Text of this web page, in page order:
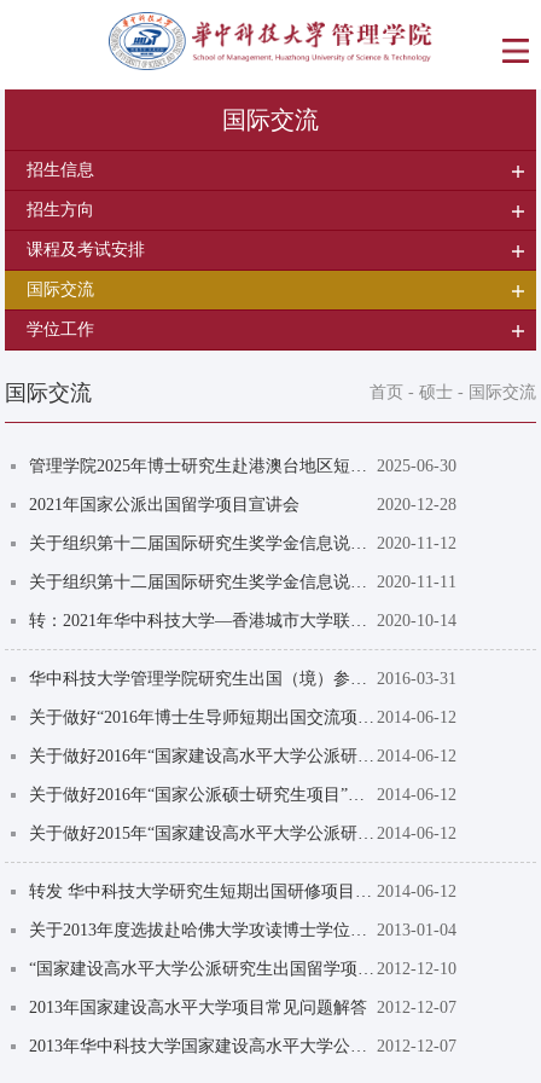
国际交流
招生信息
招生方向
课程及考试安排
国际交流
学位工作
国际交流 首页 - 硕士- 国际交流
管理学院2025年博士研究生赴港澳台地区短期研修项目（第1批）拟资助名单公示 2025-06-30
2021年国家公派出国留学项目宣讲会 2020-12-28
关于组织第十二届国际研究生奖学金信息说明会（线上第三轮）通知 2020-11-12
关于组织第十二届国际研究生奖学金信息说明会（线上第二轮）通知 2020-11-11
转：2021年华中科技大学—香港城市大学联合培养研究生项目报名须知 2020-10-14
华中科技大学管理学院研究生出国（境）参加国际学术会议资助办法 2016-03-31
关于做好“2016年博士生导师短期出国交流项目”选派工作的通知 2014-06-12
关于做好2016年“国家建设高水平大学公派研究生项目”选派工作的通知 2014-06-12
关于做好2016年“国家公派硕士研究生项目”选派工作的通知 2014-06-12
关于做好2015年“国家建设高水平大学公派研究生项目”选派工作的通知 2014-06-12
转发 华中科技大学研究生短期出国研修项目 管理办法（试行） 2014-06-12
关于2013年度选拔赴哈佛大学攻读博士学位和硕士学位人选的通知 2013-01-04
“国家建设高水平大学公派研究生出国留学项目”宣讲会 2012-12-10
2013年国家建设高水平大学项目常见问题解答 2012-12-07
2013年华中科技大学国家建设高水平大学公派研究生项目联合培养博士研究生选派办法 2012-12-07